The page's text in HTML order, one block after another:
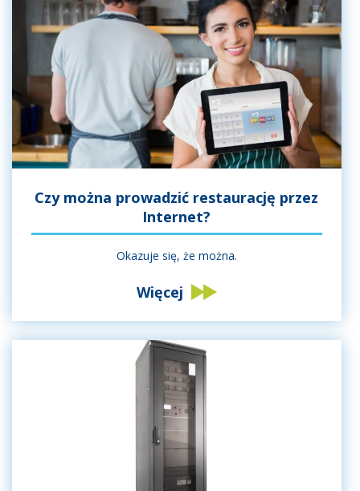
Czy można prowadzić restaurację przez
Internet?
Okazuje się, że można.
Więcej